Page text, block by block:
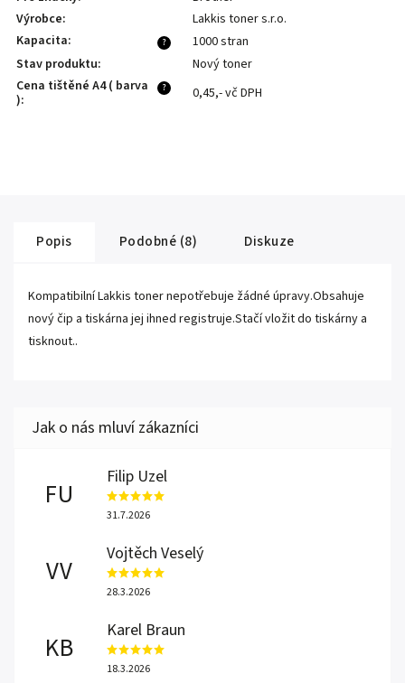
Výrobce: Lakkis toner s.r.o.
?
Kapacita:
1000 stran
Stav produktu: Nový toner
?
Cena tištěné A4 ( barva
): 0,45,- vč DPH
Popis Podobné (8) Diskuze
Kompatibilní Lakkis toner nepotřebuje žádné úpravy.Obsahuje
nový čip a tiskárna jej ihned registruje.Stačí vložit do tiskárny a
tisknout..
FU
Filip Uzel
31.7.2026
VV
Vojtěch Veselý
28.3.2026
KB
Karel Braun
18.3.2026